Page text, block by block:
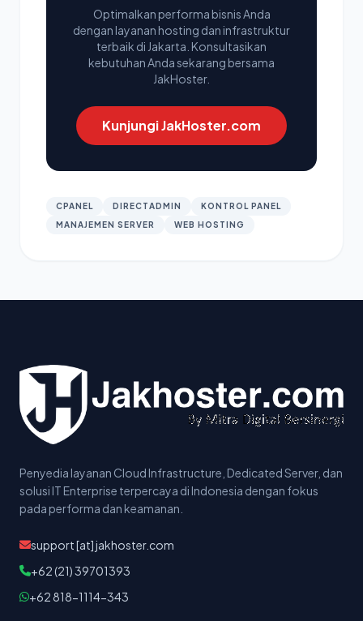
Optimalkan performa bisnis Anda
dengan layanan hosting dan infrastruktur
terbaik di Jakarta. Konsultasikan
kebutuhan Anda sekarang bersama
JakHoster.
Kunjungi JakHoster.com
CPANEL DIRECTADMIN
KONTROL PANEL
MANAJEMEN SERVER
WEB HOSTING
Penyedia layanan Cloud Infrastructure, Dedicated Server, dan
solusi IT Enterprise terpercaya di Indonesia dengan fokus
pada performa dan keamanan.
support [at] jakhoster.com
+62 (21) 39701393
+62 818-1114-343